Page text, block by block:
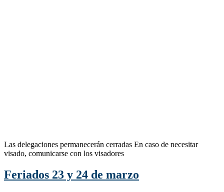
Las delegaciones permanecerán cerradas En caso de necesitar
visado, comunicarse con los visadores
Feriados 23 y 24 de marzo